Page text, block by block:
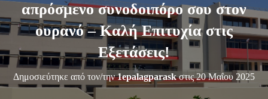
Λ
Ο
Ή
Γ
Η
Η
απρόσμενο συνοδοιπόρο σου στον
ουρανό – Καλή Επιτυχία στις
Εξετάσεις!
Δημοσιεύτηκε από τον/την1epalagparaskστις20 Μαΐου 2025